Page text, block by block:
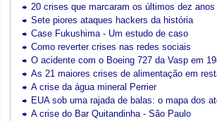
20 crises que marcaram os últimos dez anos
Sete piores ataques hackers da história
Case Fukushima - Um estudo de caso
Como reverter crises nas redes sociais
O acidente com o Boeing 727 da Vasp em
As 21 maiores crises de alimentação em
A crise da água mineral Perrier
EUA sob uma rajada de balas: o mapa dos
A crise do Bar Quitandinha - São Paulo